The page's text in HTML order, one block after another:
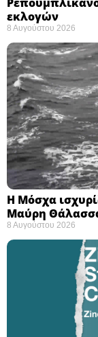
εκλογών ​
8 Αυγούστου 2026
Η Μόσχα
Μαύρη
8 Αυγούστου 2026